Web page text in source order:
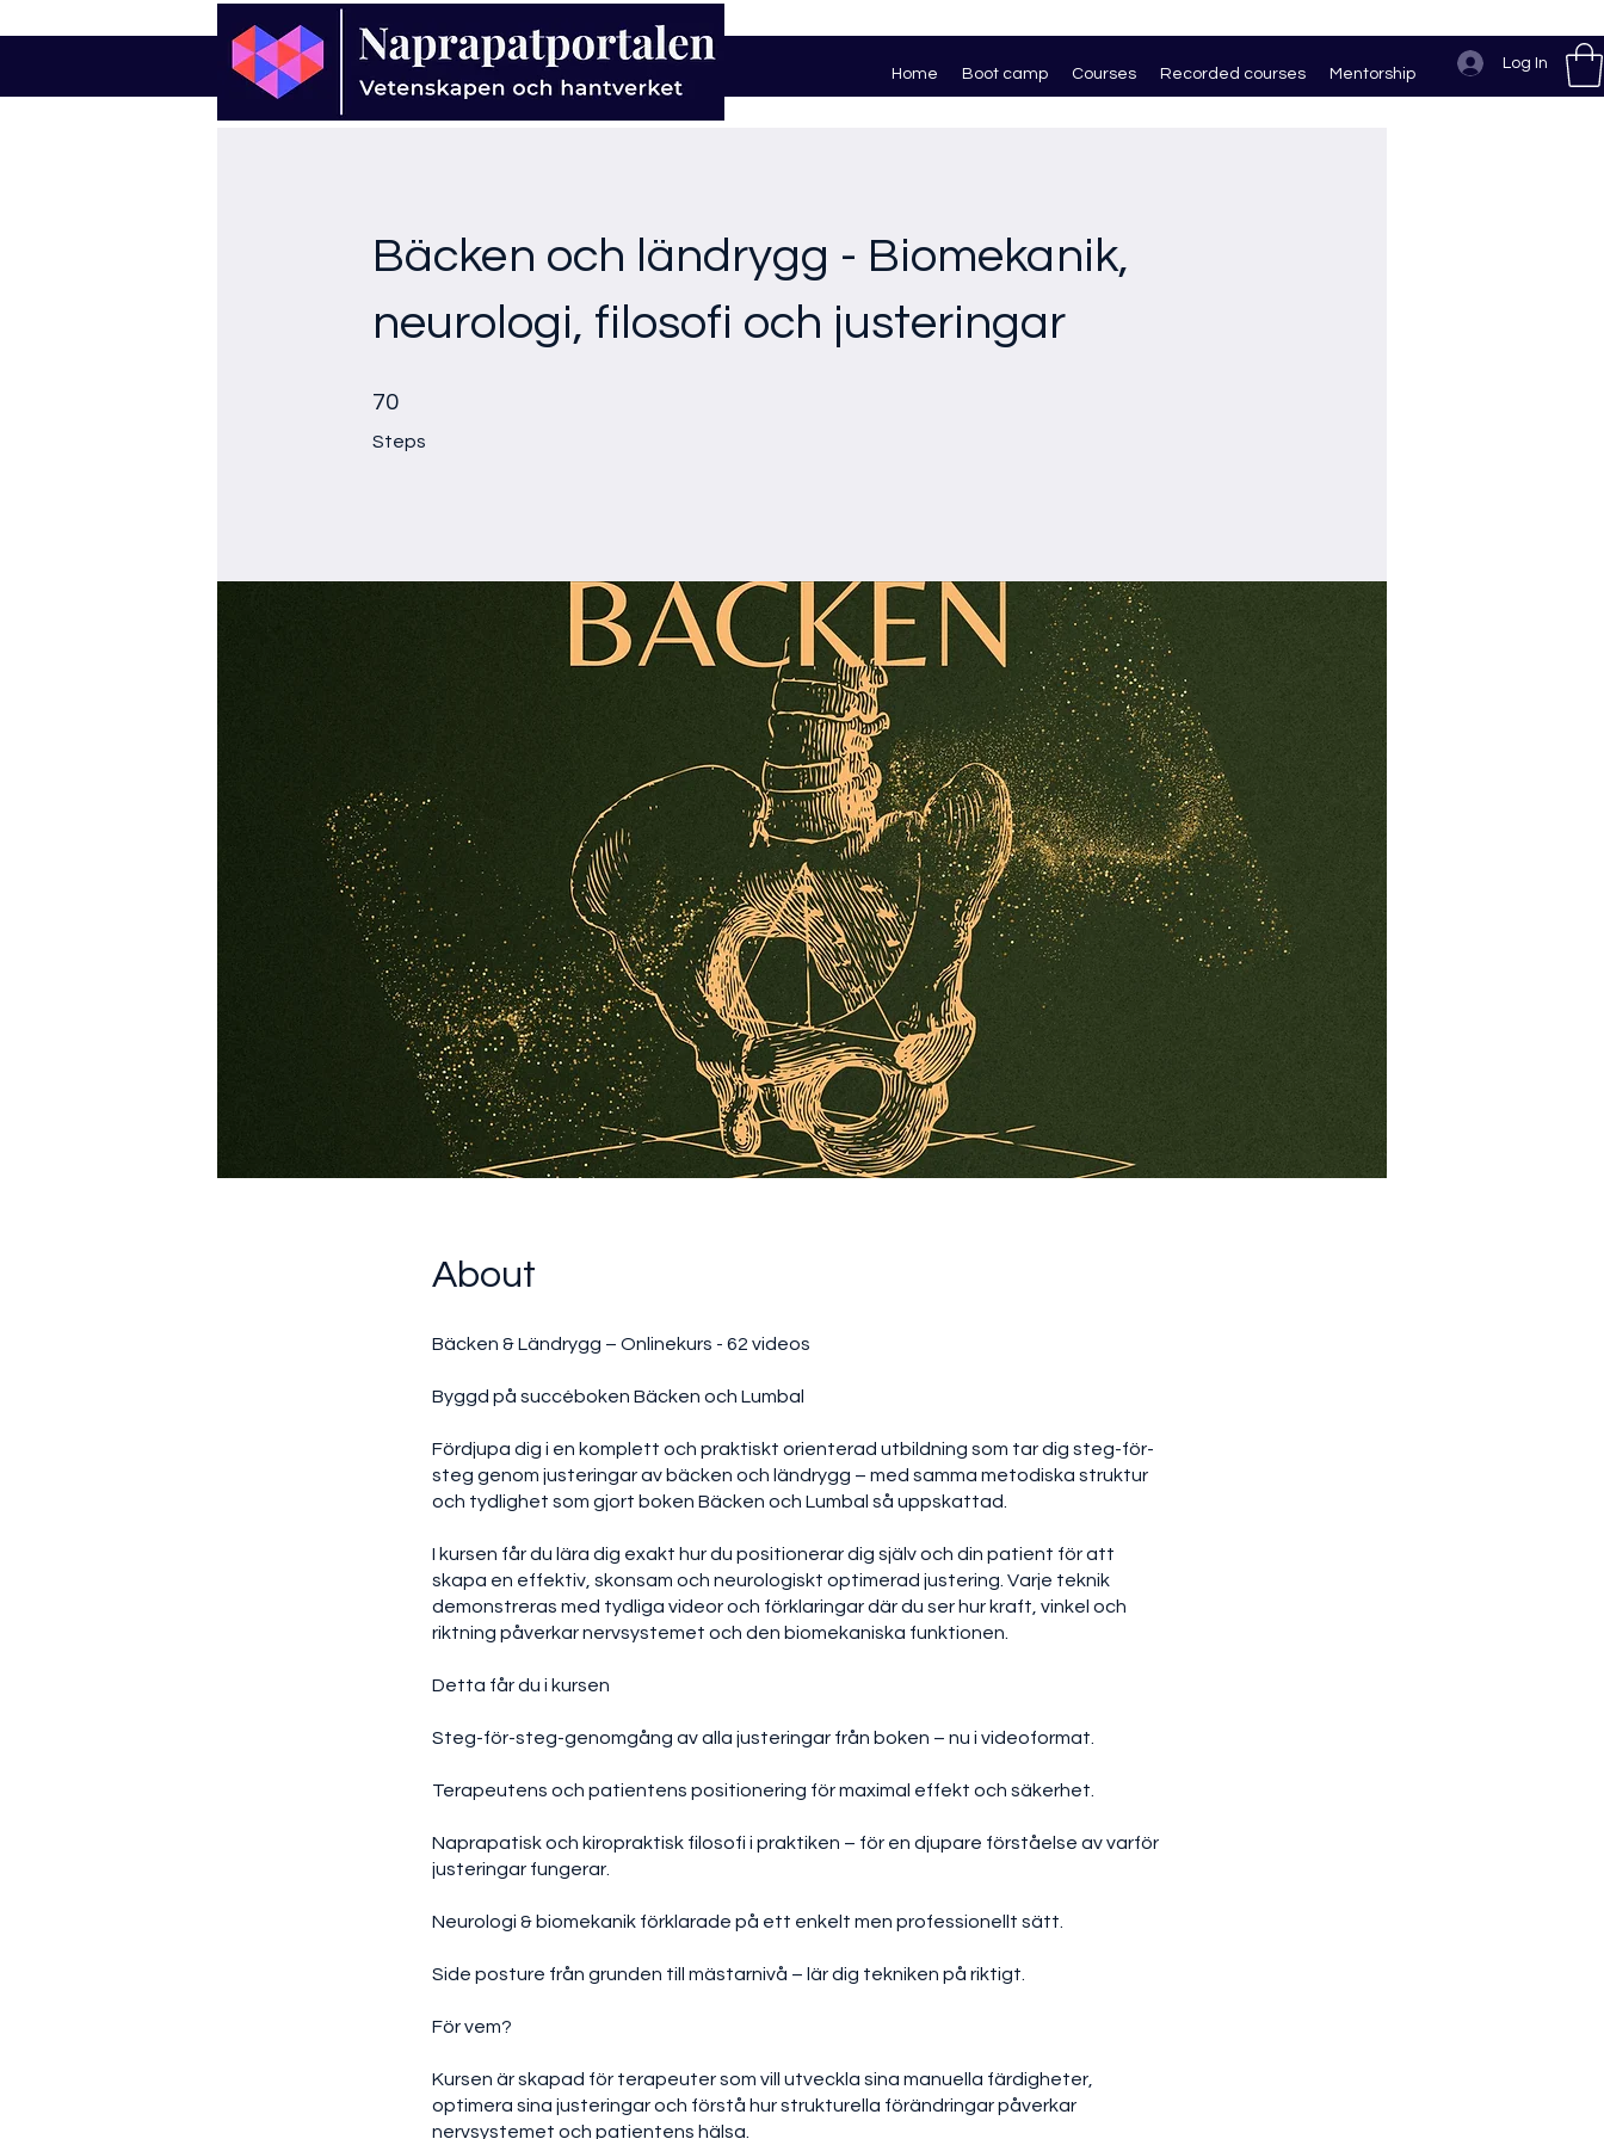
Home Boot camp Courses Recorded courses Mentorship
Log In
Bäcken och ländrygg - Biomekanik,
neurologi, filosofi och justeringar
70
Steps
70 Steps
About
Bäcken & Ländrygg – Onlinekurs - 62 videos
Byggd på succéboken Bäcken och Lumbal
Fördjupa dig i en komplett och praktiskt orienterad utbildning som tar dig steg-för-
steg genom justeringar av bäcken och ländrygg – med samma metodiska struktur
och tydlighet som gjort boken Bäcken och Lumbal så uppskattad.
I kursen får du lära dig exakt hur du positionerar dig själv och din patient för att
skapa en effektiv, skonsam och neurologiskt optimerad justering. Varje teknik
demonstreras med tydliga videor och förklaringar där du ser hur kraft, vinkel och
riktning påverkar nervsystemet och den biomekaniska funktionen.
Detta får du i kursen
Steg-för-steg-genomgång av alla justeringar från boken – nu i videoformat.
Terapeutens och patientens positionering för maximal effekt och säkerhet.
Naprapatisk och kiropraktisk filosofi i praktiken – för en djupare förståelse av varför
justeringar fungerar.
Neurologi & biomekanik förklarade på ett enkelt men professionellt sätt.
Side posture från grunden till mästarnivå – lär dig tekniken på riktigt.
För vem?
Kursen är skapad för terapeuter som vill utveckla sina manuella färdigheter,
optimera sina justeringar och förstå hur strukturella förändringar påverkar
nervsystemet och patientens hälsa.